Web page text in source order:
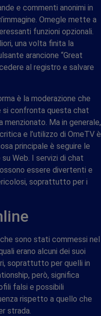
e commenti anonimi in
Omegle mette a
funzioni opzionali.
una volta finita la
arancione “Great
al registro e salvare
è la moderazione che
confronta questa chat
Ma in generale,
e l’utilizzo di OmeTV è
principale è seguire le
Web. I servizi di chat
essere divertenti e
soprattutto per i
sono stati commessi nel
erano alcuni dei suoi
soprattutto per quelli in
però, significa
falsi e possibili
rispetto a quello che
strada.